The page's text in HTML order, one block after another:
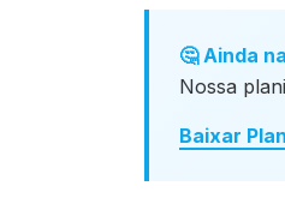
🤔 Ainda
Nossa
Baixar